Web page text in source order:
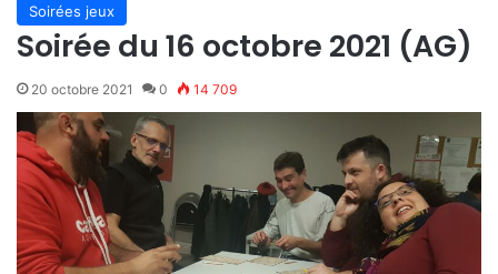
Soirées jeux
Soirée du 16 octobre 2021 (AG)
20 octobre 2021 0 14 709